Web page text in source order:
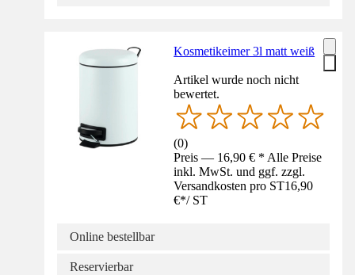
Kosmetikeimer 3l matt weiß
Artikel wurde noch nicht
bewertet.
(0)
Preis — 16,90 € * Alle Preise
inkl. MwSt. und ggf. zzgl.
Versandkosten pro ST16,90
€*/ ST
Online bestellbar
Reservierbar